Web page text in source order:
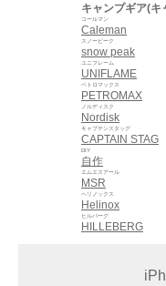
キャンプギア(キ
Caleman
コールマン
snow peak
スノーピーク
UNIFLAME
ユニフレーム
PETROMAX
ペトロマックス
Nordisk
ノルディスク
CAPTAIN STAG
キャプテンスタッグ
自作
DIY
MSR
エムエスアール
Helinox
ヘリノックス
HILLEBERG
ヒルバーグ